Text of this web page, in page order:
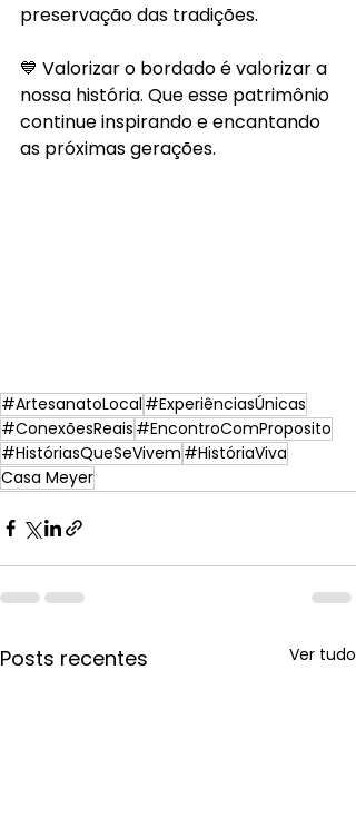
preservação das tradições.
💙 Valorizar o bordado é valorizar a
nossa história. Que esse patrimônio
continue inspirando e encantando
as próximas gerações.
#ArtesanatoLocal #ExperiênciasÚnicas
#ConexõesReais #EncontroComProposito
#HistóriasQueSeVivem #HistóriaViva
Casa Meyer
Posts recentes Ver tudo